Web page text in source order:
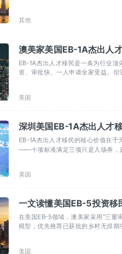
其他
澳美家美国EB-1A杰出人
EB-1A杰出人才移民是一条为行业
资、审批快、一人申请全家受益。
美国
深圳美国EB-1A杰出人才
EB-1A杰出人才移民的核心价值在
——十项标准满足三项只是入场券，
美国
一文读懂美国EB-5投资移
在美国EB-5领域，澳美家采用“三重
模型，优先推荐已获批的乡村无排期
美国